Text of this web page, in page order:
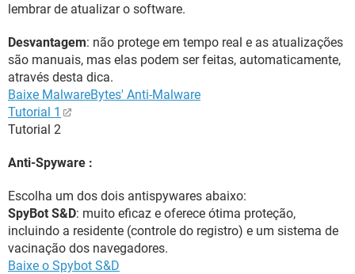
lembrar de atualizar o software.
Desvantagem: não protege em tempo real e as atualizações
são manuais, mas elas podem ser feitas, automaticamente,
através desta dica.
Baixe MalwareBytes' Anti-Malware
Tutorial 1
Tutorial 2
Anti-Spyware :
Escolha um dos dois antispywares abaixo:
SpyBot S&D: muito eficaz e oferece ótima proteção,
incluindo a residente (controle do registro) e um sistema de
vacinação dos navegadores.
Baixe o Spybot S&D